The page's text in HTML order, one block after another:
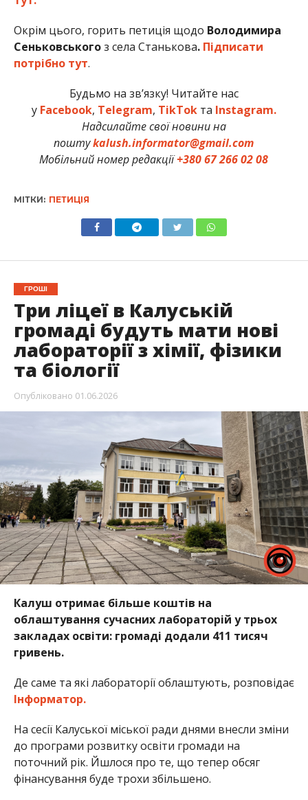
Окрім цього, горить петиція щодо Володимира
Сеньковськогоз села Станькова. Підписати
потрібно тут.
Будьмо на зв’язку! Читайте нас
у Facebook, Telegram, TikTokта Instagram.
Надсилайте свої новини на
поштуkalush.informator@gmail.com
Мобільний номер редакції+380 67 266 02 08
МІТКИ: ПЕТИЦІЯ
ГРОШІ
Три ліцеї в Калуській
громаді будуть мати нові
лабораторії з хімії, фізики
та біології
Опубліковано 01.06.2026
Калуш отримає більше коштів на
облаштування сучасних лабораторій у трьох
закладах освіти: громаді додали 411 тисяч
гривень.
Де саме та які лабораторії облаштують, розповідає
Інформатор.
На сесії Калуської міської ради днями внесли зміни
до програми розвитку освіти громади на
поточний рік. Йшлося про те, що тепер обсяг
фінансування буде трохи збільшено.